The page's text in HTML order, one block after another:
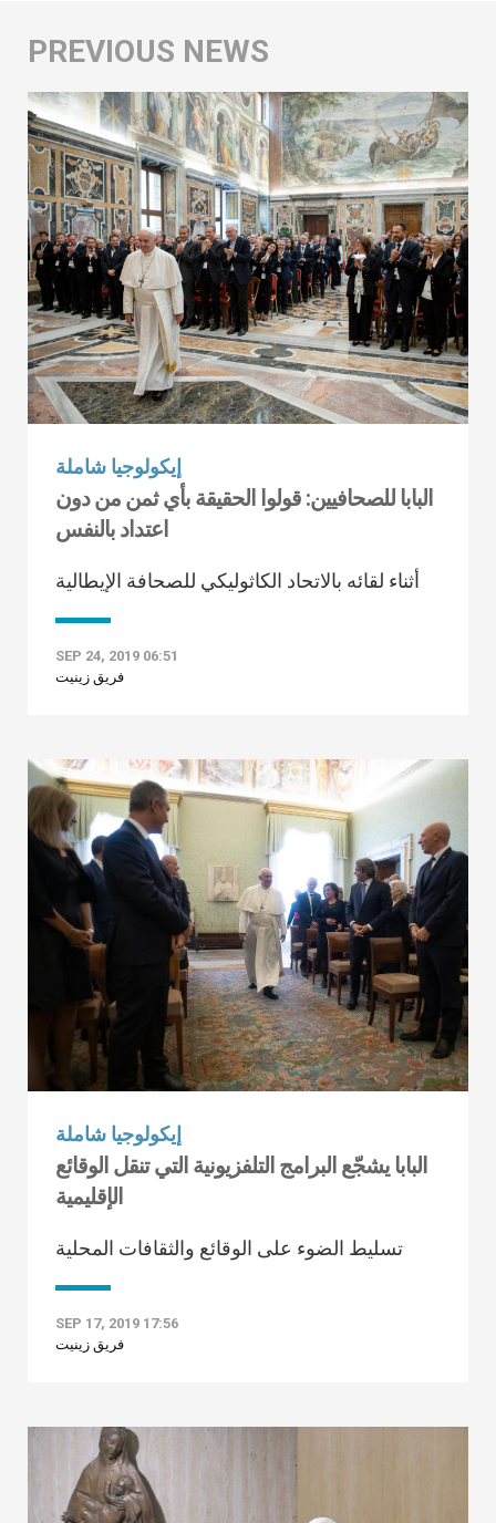
إيكولوجيا شاملة
البابا للصحافيين: قولوا الحقيقة بأي ثمن من دون
اعتداد بالنفس
أثناء لقائه بالاتحاد الكاثوليكي للصحافة الإيطالية
SEP 24, 2019 06:51
فريق زينيت
إيكولوجيا شاملة
البابا يشجّع البرامج التلفزيونية التي تنقل الوقائع
الإقليمية
تسليط الضوء على الوقائع والثقافات المحلية
SEP 17, 2019 17:56
فريق زينيت